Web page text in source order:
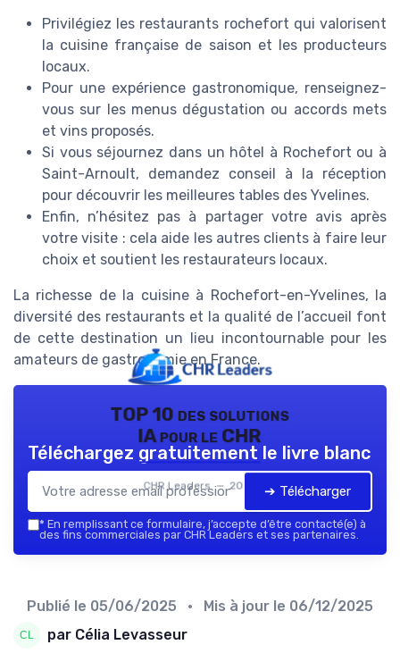
Privilégiez les restaurants rochefort qui valorisent
la cuisine française de saison et les producteurs
locaux.
Pour une expérience gastronomique, renseignez-
vous sur les menus dégustation ou accords mets
et vins proposés.
Si vous séjournez dans un hôtel à Rochefort ou à
Saint-Arnoult, demandez conseil à la réception
pour découvrir les meilleures tables des Yvelines.
Enfin, n’hésitez pas à partager votre avis après
votre visite : cela aide les autres clients à faire leur
choix et soutient les restaurateurs locaux.
La richesse de la cuisine à Rochefort-en-Yvelines, la
diversité des restaurants et la qualité de l’accueil font
de cette destination un lieu incontournable pour les
amateurs de gastronomie en France.
TOP 10 des solutions
IA pour le CHR
CHR Leaders — 2026
Téléchargez gratuitement le livre blanc
➔ Télécharger
* En remplissant ce formulaire, j’accepte d’être contacté(e) à
des fins commerciales par CHR Leaders et ses partenaires.
Publié le 05/06/2025 • Mis à jour le 06/12/2025
par Célia Levasseur